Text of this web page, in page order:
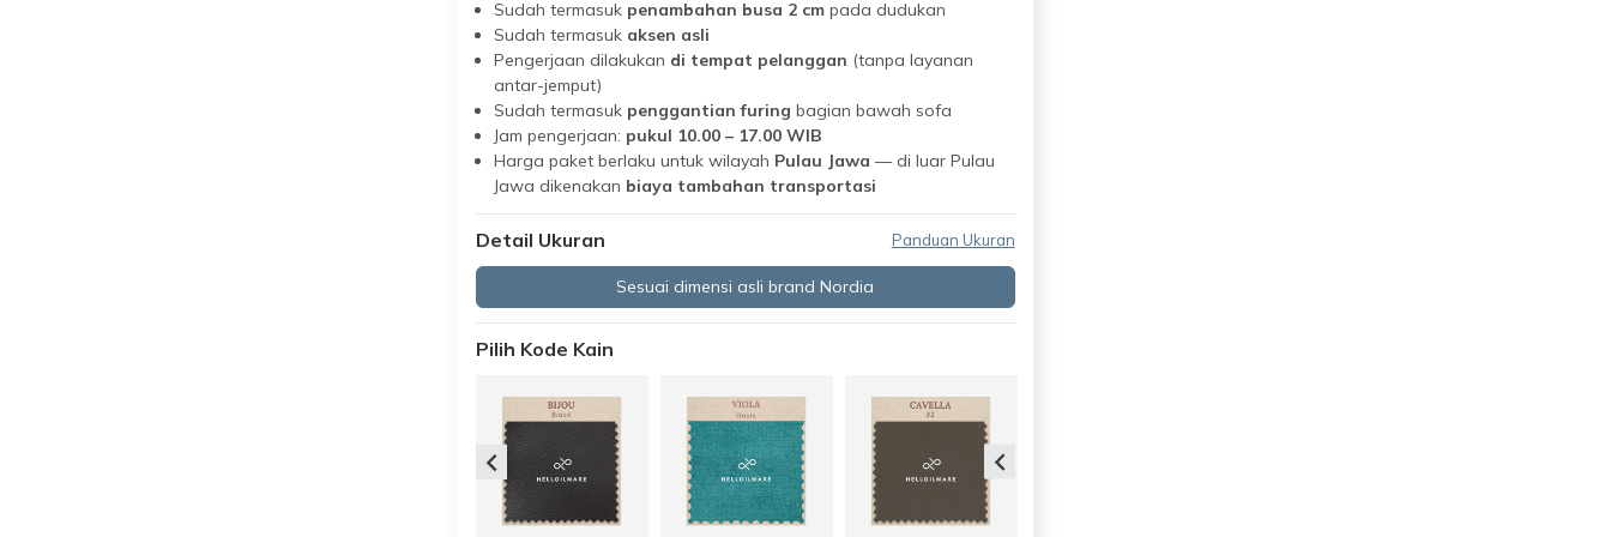
Sudah termasuk penambahan busa 2 cmpada dudukan
Sudah termasuk aksen asli
Pengerjaan dilakukan di tempat pelanggan (tanpa layanan
antar-jemput)
Sudah termasuk penggantian furing bagian bawah sofa
Jam pengerjaan: pukul 10.00 – 17.00 WIB
Harga paket berlaku untuk wilayah Pulau Jawa — di luar Pulau
Jawa dikenakan biaya tambahan transportasi
Detail Ukuran Panduan Ukuran
Sesuai dimensi asli brand Nordia
Pilih Kode Kain